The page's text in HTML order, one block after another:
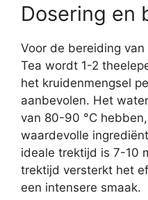
Dosering en
Voor de bereiding
Tea wordt 1-2
het kruidenmengsel
aanbevolen. Het
van 80-90 °C
waardevolle
ideale trektijd is 7-10
trektijd versterkt het
een intensere smaak.